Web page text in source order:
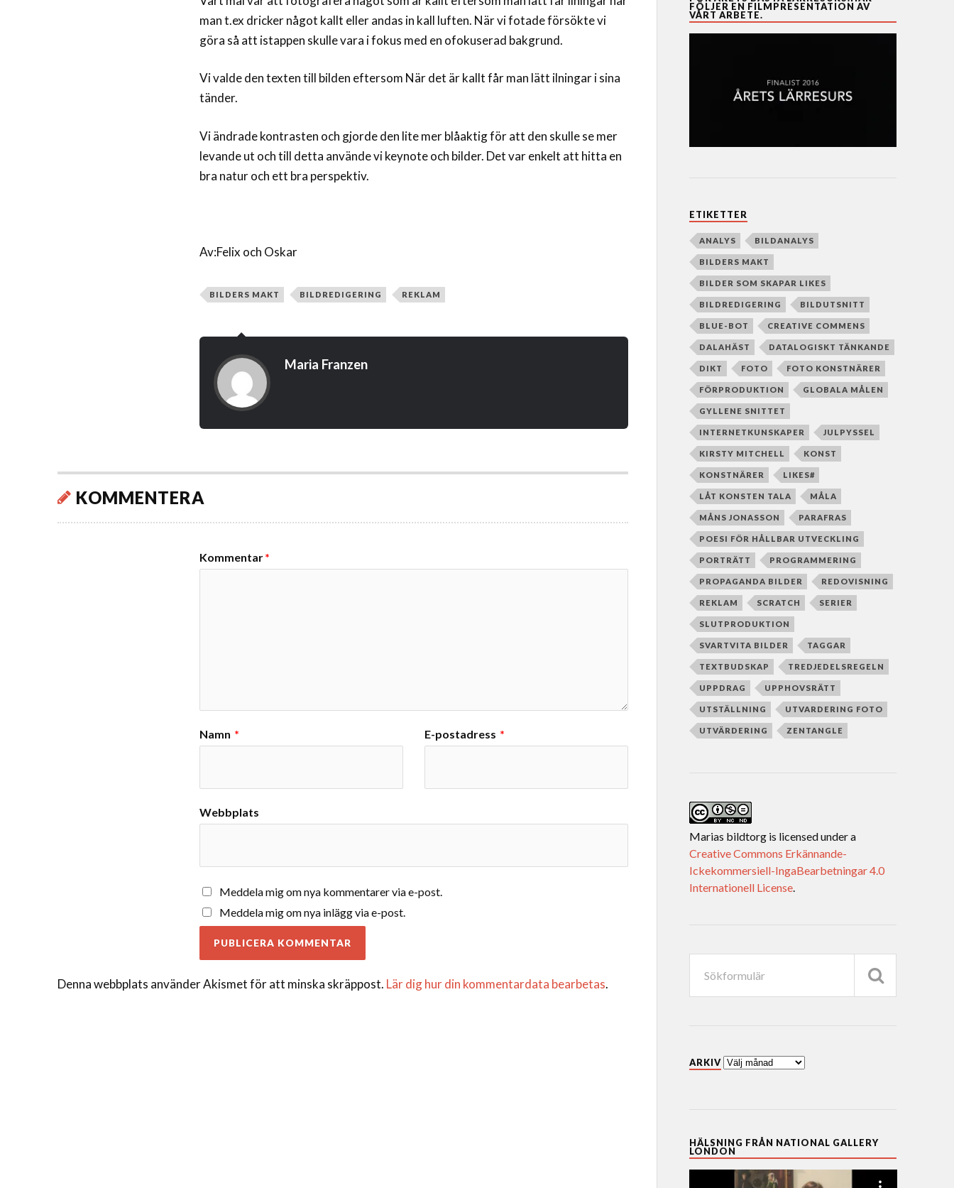
man t.ex dricker något kallt eller andas in kall luften. När vi fotade försökte vi
göra så att istappen skulle vara i fokus med en ofokuserad bakgrund.
Vi valde den texten till bilden eftersom När det är kallt får man lätt ilningar i sina
tänder.
Vi ändrade kontrasten och gjorde den lite mer blåaktig för att den skulle se mer
levande ut och till detta använde vi keynote och bilder. Det var enkelt att hitta en
bra natur och ett bra perspektiv.
Av:Felix och Oskar
BILDERS MAKT BILDREDIGERING REKLAM
Maria Franzen
KOMMENTERA
Kommentar*
Namn * E-postadress *
Webbplats
Meddela mig om nya kommentarer via e-post.
Meddela mig om nya inlägg via e-post.
Denna webbplats använder Akismet för att minska skräppost. Lär dig hur din kommentardata bearbetas.
FÖLJER EN FILMPRESENTATION AV
VÅRT ARBETE.
ETIKETTER
ANALYS BILDANALYS
BILDERS MAKT
BILDER SOM SKAPAR LIKES
BILDREDIGERING BILDUTSNITT
BLUE-BOT CREATIVE COMMENS
DALAHÄST DATALOGISKT TÄNKANDE
DIKT FOTO FOTO KONSTNÄRER
FÖRPRODUKTION GLOBALA MÅLEN
GYLLENE SNITTET
INTERNETKUNSKAPER JULPYSSEL
KIRSTY MITCHELL KONST
KONSTNÄRER LIKES#
LÅT KONSTEN TALA MÅLA
MÅNS JONASSON PARAFRAS
POESI FÖR HÅLLBAR UTVECKLING
PORTRÄTT PROGRAMMERING
PROPAGANDA BILDER REDOVISNING
REKLAM SCRATCH SERIER
SLUTPRODUKTION
SVARTVITA BILDER TAGGAR
TEXTBUDSKAP TREDJEDELSREGELN
UPPDRAG UPPHOVSRÄTT
UTSTÄLLNING UTVARDERING FOTO
UTVÄRDERING ZENTANGLE
Marias bildtorgis licensed under a
Creative Commons Erkännande-
Ickekommersiell-IngaBearbetningar 4.0
Internationell License.
ARKIV
HÄLSNING FRÅN NATIONAL GALLERY
LONDON
Videospelare